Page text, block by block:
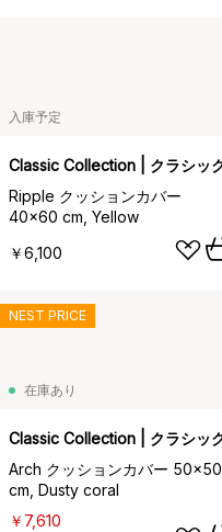
入庫予定
Classic Collection | クラシッ
Ripple クッションカバー
40x60 cm, Yellow
￥6,100
在庫あり
Classic Collection | クラシッ
Arch クッションカバー 50x50
cm, Dusty coral
￥7,610
NEST PRICE